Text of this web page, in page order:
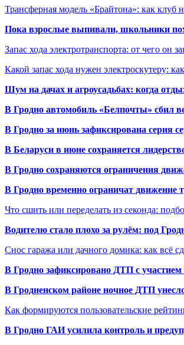
Трансферная модель «Брайтона»: как клуб
Пока взрослые выпивали, школьники
Запас хода электротранспорта: от чего он
Какой запас хода нужен электроскутеру:
Шум на дачах и агроусадьбах: когда
В Гродно автомобиль «Белпочты» сбил
В Гродно за июнь зафиксирована серия
В Беларуси в июне сохраняется
В Гродно сохраняются ограничения
В Гродно временно ограничат движение
Что сшить или переделать из секонда:
Водителю стало плохо за рулём: под
Снос гаража или дачного домика: как всё
В Гродно зафиксировано ДТП с участием
В Гродненском районе ночное ДТП
Как формируются пользовательские
В Гродно ГАИ усилила контроль и